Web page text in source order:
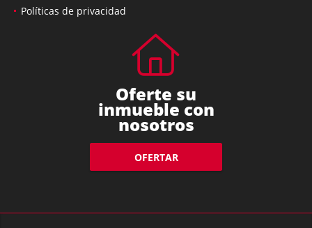
Políticas de privacidad
Oferte su
inmueble con
nosotros
OFERTAR